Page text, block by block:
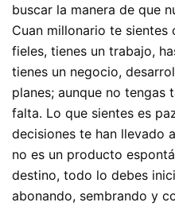
buscar la manera de que
Cuan millonario te sientes
fieles, tienes un trabajo,
tienes un negocio,
planes; aunque no tengas
falta. Lo que sientes es
decisiones te han llevado
no es un producto
destino, todo lo debes
abonando, sembrando y